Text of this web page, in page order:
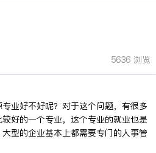
5636 浏览
业好不好呢？对于这个问题，有很多
好的一个专业，这个专业的就业也是
型的企业基本上都需要专门的人事管